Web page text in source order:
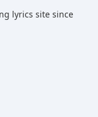
lyrics site since